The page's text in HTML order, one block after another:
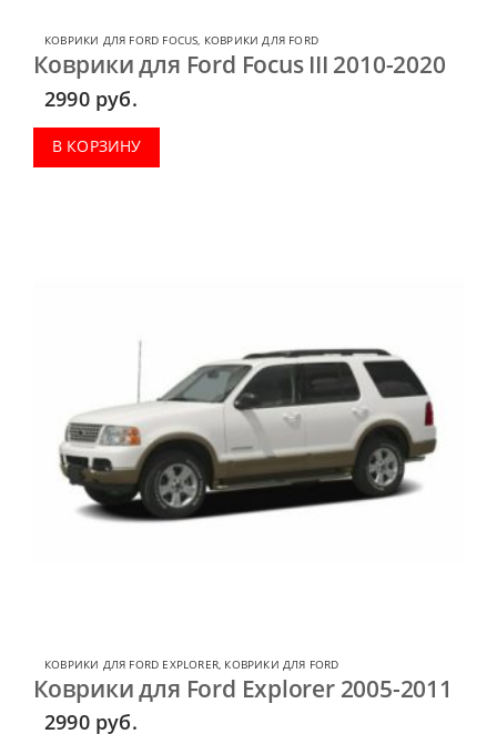
КОВРИКИ ДЛЯ FORD FOCUS, КОВРИКИ ДЛЯ FORD
Коврики для Ford Focus III 2010-2020
2990 руб.
В КОРЗИНУ
КОВРИКИ ДЛЯ FORD EXPLORER КОВРИКИ ДЛЯ FORD
Коврики для Ford Explorer 2005-2011
2990 руб.